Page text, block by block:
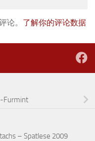
论。 了解你的评论数据
Furmint
– Spatlese 2009